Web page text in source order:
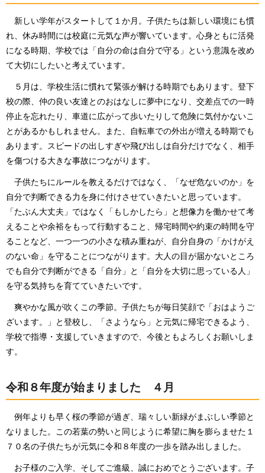
新しい学年がスタートして１か月。子供たちは新しい環境にも慣
れ、休み時間には校庭に元気な声が響いています。心身ともに活発
になる時期、学校では「自分の命は自分で守る」という意識を改め
て大切にしたいと考えています。
５月は、学校生活に慣れて緊張が解ける時期でもあります。登下
校の際、仲の良い友達とのおはなしに夢中になり、交差点での一時
停止を忘れたり、車道に広がって歩いたりして危険に気付かないこ
とがあるかもしれません。また、自転車での外出が増える時期でも
あります。スピードの出しすぎや飛び出しは自分だけでなく、相手
を傷つける大きな事故につながります。
子供たちにルールを教えるだけではなく、「なぜ危ないのか」を
自分で判断できる力を身に付けさせていきたいと思っています。
「たぶん大丈夫」ではなく「もしかしたら」と想像力を働かせて考
えることや余裕をもって行動すること、帰宅時間や約束の時間を守
ることなど、一つ一つの小さな積み重ねが、自分自身の「かけがえ
のない命」を守ることにつながります。大人の目が届かないところ
でも自分で判断ができる「自分」と「自分を大切に思っている人」
を守る気持ちを育てていきたいです。
爽やかな風が吹くこの季節。子供たちが毎日笑顔で「おはようご
ざいます。」と登校し、「さようなら」と元気に帰宅できるよう、
学校で指導・支援していきますので、今後ともよろしくお願いしま
す。
令和８年度が始まりました ４月
例年よりも早く桜の季節が過ぎ、瑞々しい新緑がまぶしい季節と
なりました。この若葉の勢いと同じように希望に胸を膨らませた１
７０名の子供たちが元気に令和８年度の一歩を踏み出しました。
お子様のご入学、そしてご進級、誠におめでとうございます。子